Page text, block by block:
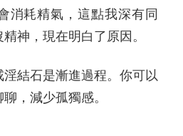
消耗精氣，這點我深有同
神，現在明白了原因。
結石是漸進過程。你可以
，減少孤獨感。